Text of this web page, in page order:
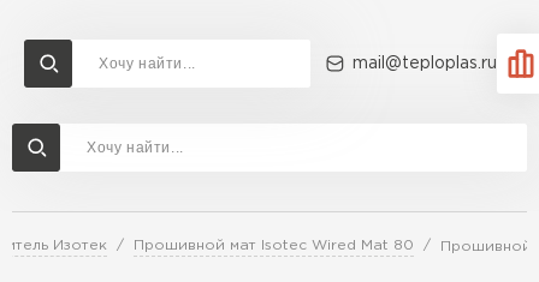
mail@teploplas.ru
Изотек Прошивной мат Isotec Wired Mat 80 Прошивной
Доставка и оплата
Утеплитель Технониколь